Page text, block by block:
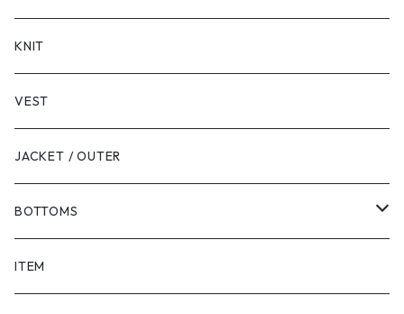
LONG SLEEVE
KNIT
VEST
JACKET / OUTER
BOTTOMS
SHORTS
ITEM